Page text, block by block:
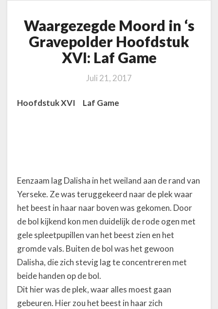
r
d
e
r
H
o
f
d
s
t
k
X
Waargezegde Moord in ‘s
Gravepolder Hoofdstuk
XVI: Laf Game
Juli 21, 2017
Hoofdstuk XVI Laf Game
Eenzaam lag Dalisha in het weiland aan de rand van
Yerseke. Ze was teruggekeerd naar de plek waar
het beest in haar naar boven was gekomen. Door
de bol kijkend kon men duidelijk de rode ogen met
gele spleetpupillen van het beest zien en het
gromde vals. Buiten de bol was het gewoon
Dalisha, die zich stevig lag te concentreren met
beide handen op de bol.
Dit hier was de plek, waar alles moest gaan
gebeuren. Hier zou het beest in haar zich